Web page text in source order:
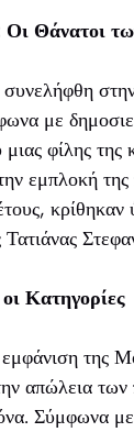
Θάνατοι
με
μιας φίλης
εμπλοκή
Κατηγορίες
της
απώλεια
Σύμφωνα